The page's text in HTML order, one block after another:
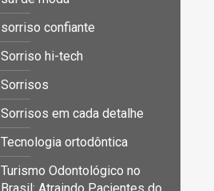
sorriso confiante
Sorriso hi-tech
Sorrisos
Sorrisos em cada detalhe
Tecnologia ortodôntica
Turismo Odontológico no